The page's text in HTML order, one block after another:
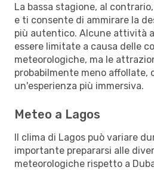
La bassa stagione, al
e ti consente di ammirare la
più autentico. Alcune attività
essere limitate a causa delle
meteorologiche, ma le
probabilmente meno affollate,
un'esperienza più immersiva.
Meteo a Lagos
Il clima di Lagos può variare
importante prepararsi alle
meteorologiche rispetto a